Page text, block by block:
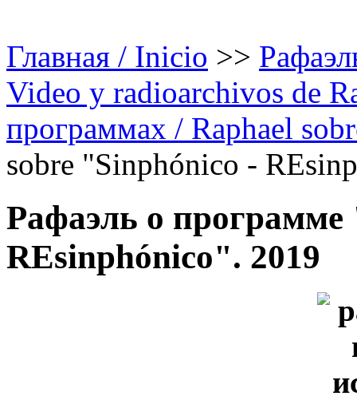
Главная / Inicio >>
Video y radioarchivos de
программах / Raphael
sobre "Sinphónico -
Рафаэль о
REsinphónico". 2019